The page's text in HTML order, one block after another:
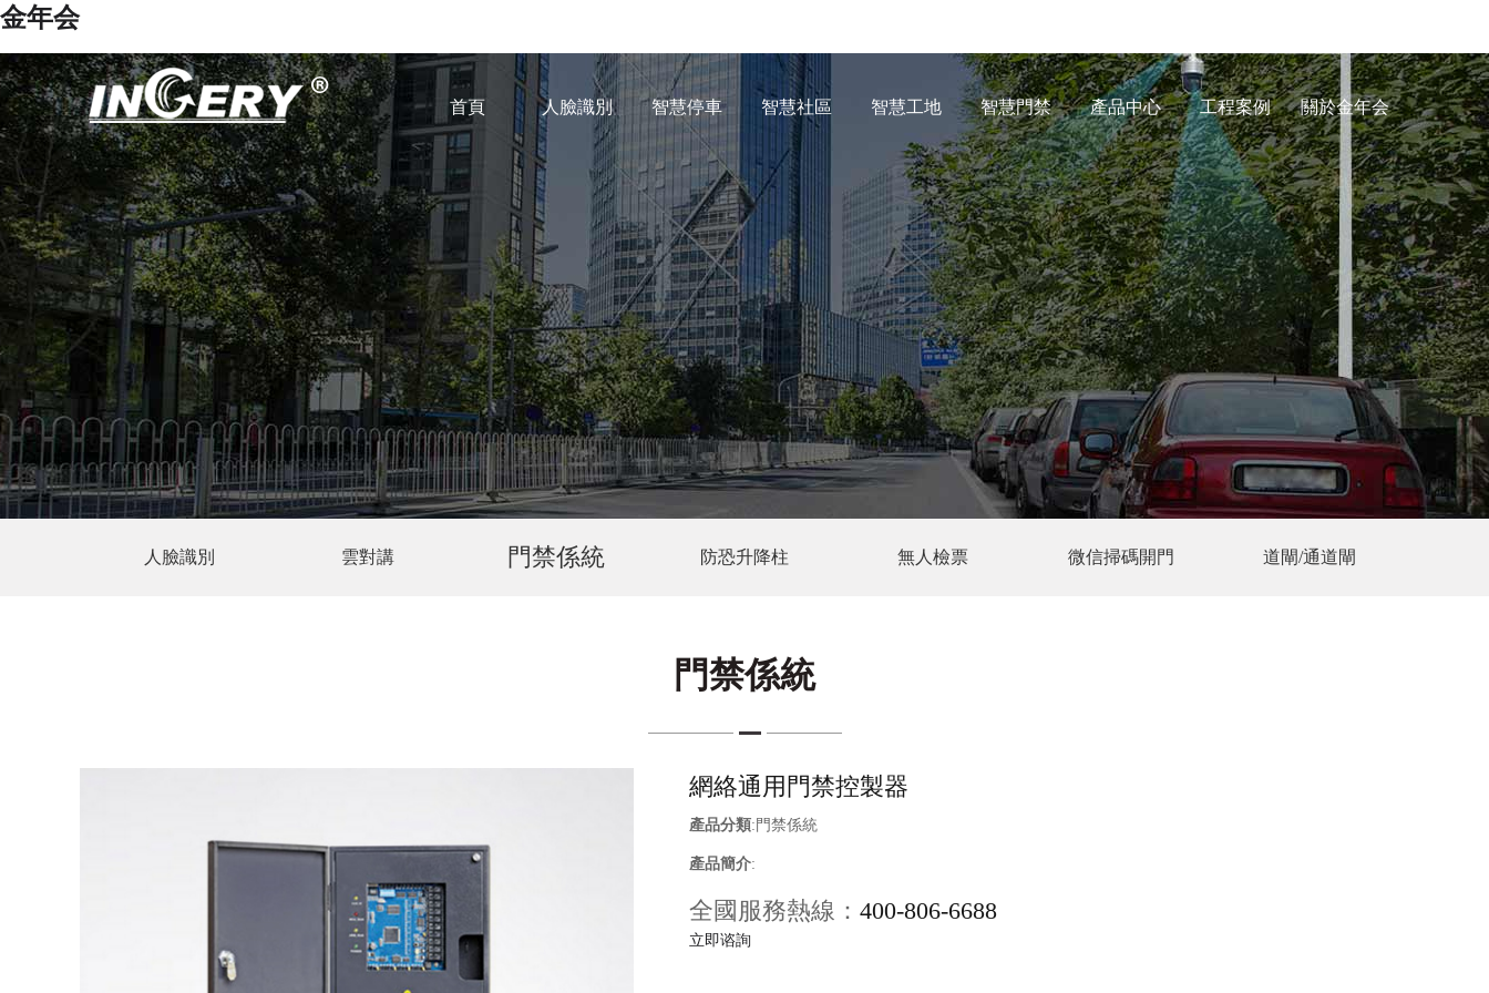
金年会
首頁 人臉識別 智慧停車 智慧社區 智慧工地 智慧門禁 產品中心 工程案例 關於金年会
人臉識別 雲對講 門禁係統 防恐升降柱 無人檢票 微信掃碼開門 道閘/通道閘
門禁係統
網絡通用門禁控製器
產品分類: 門禁係統
產品簡介:
全國服務熱線： 400-806-6688
立即谘詢